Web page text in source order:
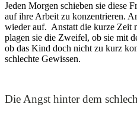
Jeden Morgen schieben sie diese
auf ihre Arbeit zu konzentrieren.
wieder auf. Anstatt die kurze Zeit
plagen sie die Zweifel, ob sie mit
ob das Kind doch nicht zu kurz
schlechte Gewissen.
Die Angst hinter dem